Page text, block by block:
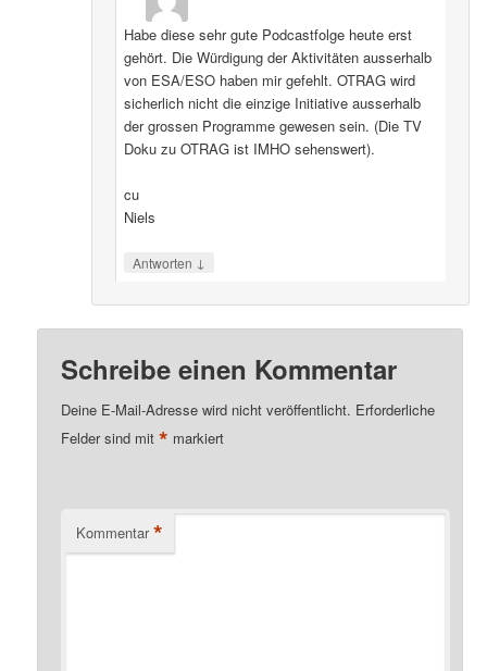
Habe diese sehr gute Podcastfolge heute erst
gehört. Die Würdigung der Aktivitäten ausserhalb
von ESA/ESO haben mir gefehlt. OTRAG wird
sicherlich nicht die einzige Initiative ausserhalb
der grossen Programme gewesen sein. (Die TV
Doku zu OTRAG ist IMHO sehenswert).
cu
Niels
Antworten ↓
Schreibe einen Kommentar
Deine E-Mail-Adresse wird nicht veröffentlicht. Erforderliche
Felder sind mit* markiert
Kommentar *